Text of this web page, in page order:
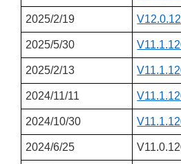
2025/2/19
2025/5/30
2025/2/13
2024/11/11
2024/10/30
2024/6/25